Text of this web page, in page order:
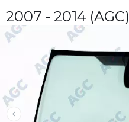
2007 - 2014 (AGC)